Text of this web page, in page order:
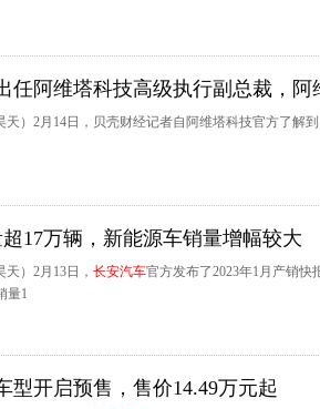
任阿维塔科技高级执行副总裁，阿
天）2月14日，贝壳财经记者自阿维塔科技官方了解
17万辆，新能源车销量增幅较大
）2月13日， 长安汽车官方发布了2023年1月产销快
量1
型开启预售，售价14.49万元起